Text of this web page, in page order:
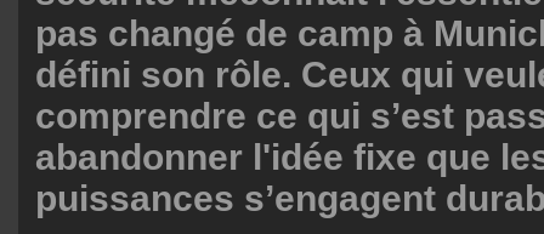
pas changé de camp à
défini son rôle. Ceux qui
comprendre ce qui s’est
abandonner l'idée fixe que
puissances s’engagent